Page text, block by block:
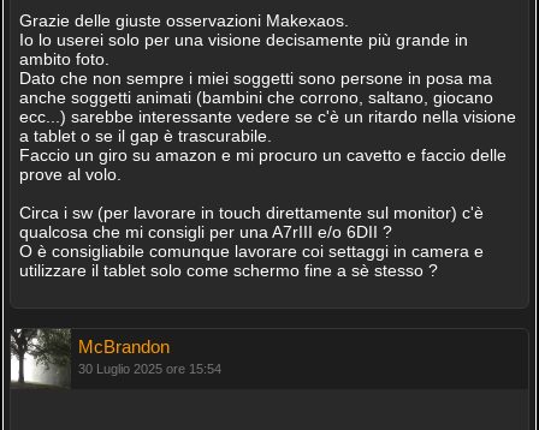
Grazie delle giuste osservazioni Makexaos.
Io lo userei solo per una visione decisamente più grande in
ambito foto.
Dato che non sempre i miei soggetti sono persone in posa ma
anche soggetti animati (bambini che corrono, saltano, giocano
ecc...) sarebbe interessante vedere se c'è un ritardo nella visione
a tablet o se il gap è trascurabile.
Faccio un giro su amazon e mi procuro un cavetto e faccio delle
prove al volo.
Circa i sw (per lavorare in touch direttamente sul monitor) c'è
qualcosa che mi consigli per una A7rIII e/o 6DII ?
O è consigliabile comunque lavorare coi settaggi in camera e
utilizzare il tablet solo come schermo fine a sè stesso ?
McBrandon
30 Luglio 2025 ore 15:54